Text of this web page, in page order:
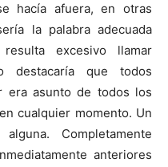
hacía afuera, en otras
la palabra adecuada
excesivo llamar
destacaría que todos
era asunto de todos los
cualquier momento. Un
Completamente
anteriores